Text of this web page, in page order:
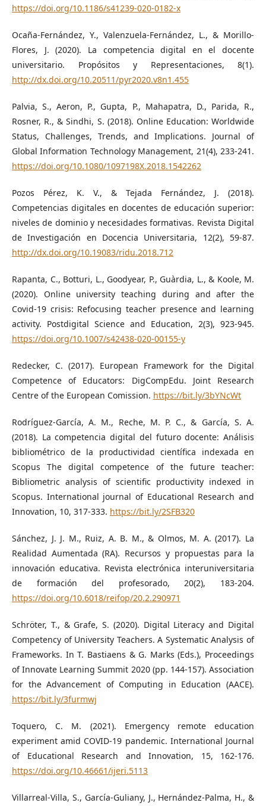
https://doi.org/10.1186/s41239-020-0182-x
Ocaña-Fernández, Y., Valenzuela-Fernández, L., & Morillo-
Flores, J. (2020). La competencia digital en el docente
universitario. Propósitos y Representaciones, 8(1).
http://dx.doi.org/10.20511/pyr2020.v8n1.455
Palvia, S., Aeron, P., Gupta, P., Mahapatra, D., Parida, R.,
Rosner, R., & Sindhi, S. (2018). Online Education: Worldwide
Status, Challenges, Trends, and Implications. Journal of
Global Information Technology Management, 21(4), 233-241.
https://doi.org/10.1080/1097198X.2018.1542262
Pozos Pérez, K. V., & Tejada Fernández, J. (2018).
Competencias digitales en docentes de educación superior:
niveles de dominio y necesidades formativas. Revista Digital
de Investigación en Docencia Universitaria, 12(2), 59-87.
http://dx.doi.org/10.19083/ridu.2018.712
Rapanta, C., Botturi, L., Goodyear, P., Guàrdia, L., & Koole, M.
(2020). Online university teaching during and after the
Covid-19 crisis: Refocusing teacher presence and learning
activity. Postdigital Science and Education, 2(3), 923-945.
https://doi.org/10.1007/s42438-020-00155-y
Redecker, C. (2017). European Framework for the Digital
Competence of Educators: DigCompEdu. Joint Research
Centre of the European Comission. https://bit.ly/3bYNcWt
Rodríguez-García, A. M., Reche, M. P. C., & García, S. A.
(2018). La competencia digital del futuro docente: Análisis
bibliométrico de la productividad científica indexada en
Scopus The digital competence of the future teacher:
Bibliometric analysis of scientific productivity indexed in
Scopus. International journal of Educational Research and
Innovation, 10, 317-333. https://bit.ly/2SFB320
Sánchez, J. J. M., Ruiz, A. B. M., & Olmos, M. A. (2017). La
Realidad Aumentada (RA). Recursos y propuestas para la
innovación educativa. Revista electrónica interuniversitaria
de formación del profesorado, 20(2), 183-204.
https://doi.org/10.6018/reifop/20.2.290971
Schröter, T., & Grafe, S. (2020). Digital Literacy and Digital
Competency of University Teachers. A Systematic Analysis of
Frameworks. In T. Bastiaens & G. Marks (Eds.), Proceedings
of Innovate Learning Summit 2020 (pp. 144-157). Association
for the Advancement of Computing in Education (AACE).
https://bit.ly/3furmwj
Toquero, C. M. (2021). Emergency remote education
experiment amid COVID-19 pandemic. International Journal
of Educational Research and Innovation, 15, 162-176.
https://doi.org/10.46661/ijeri.5113
Villarreal-Villa, S., García-Guliany, J., Hernández-Palma, H., &